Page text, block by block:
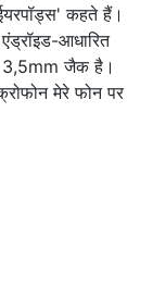
कहते हैं।
आधारित
3,5mm जैक है।
मेरे फोन पर